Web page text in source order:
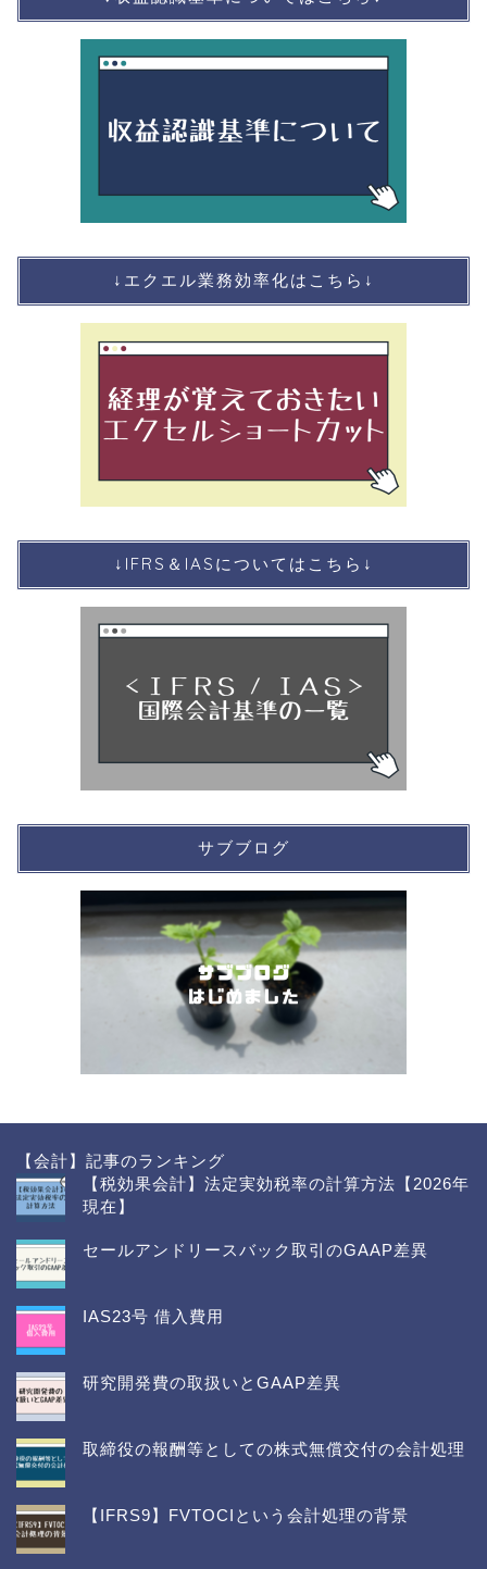
↓エクエル業務効率化はこちら↓
↓IFRS＆IASについてはこちら↓
サブブログ
【会計】記事のランキング
【税効果会計】法定実効税率の計算方法【2026年
現在】
セールアンドリースバック取引のGAAP差異
IAS23号 借入費用
研究開発費の取扱いとGAAP差異
取締役の報酬等としての株式無償交付の会計処理
【IFRS9】FVTOCIという会計処理の背景